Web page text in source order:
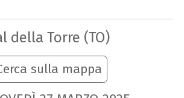
della Torre (TO)
sulla mappa